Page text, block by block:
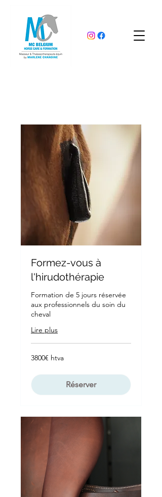
Formez-vous à
l'hirudothérapie
Formation de 5 jours réservée
aux professionnels du soin du
cheval
Lire plus
3800€
htva
3800€ htva
Réserver